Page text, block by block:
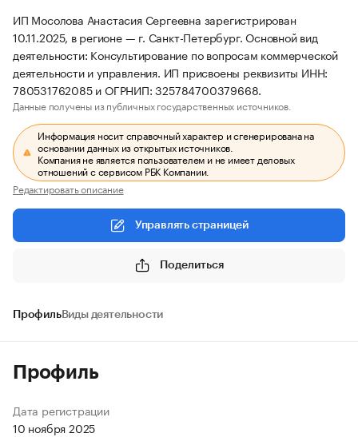
ИП Мосолова Анастасия Сергеевна зарегистрирован
10.11.2025, в регионе — г. Санкт-Петербург. Основной вид
деятельности: Консультирование по вопросам коммерческой
деятельности и управления. ИП присвоены реквизиты ИНН:
780531762085 и ОГРНИП: 325784700379668.
Данные получены из публичных государственных источников.
Информация носит справочный характер и сгенерирована на
основании данных из открытых источников.
Компания не является пользователем и не имеет деловых
отношений с сервисом РБК Компании.
Редактировать описание
Управлять страницей
Поделиться
ПрофильВиды деятельности
Профиль
Дата регистрации
10 ноября 2025